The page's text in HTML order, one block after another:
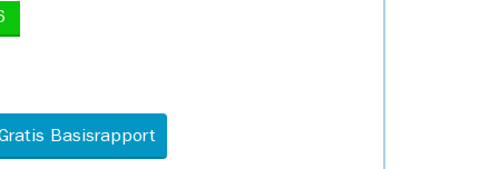
Basisrapport